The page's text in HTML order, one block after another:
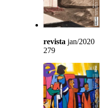
revista jan/2020
279